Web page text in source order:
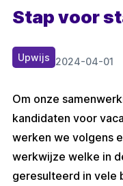
Stap voor
Upwijs 2024-04-01
Om onze
kandidaten voor
werken we volgens
werkwijze welke in
geresulteerd in vele